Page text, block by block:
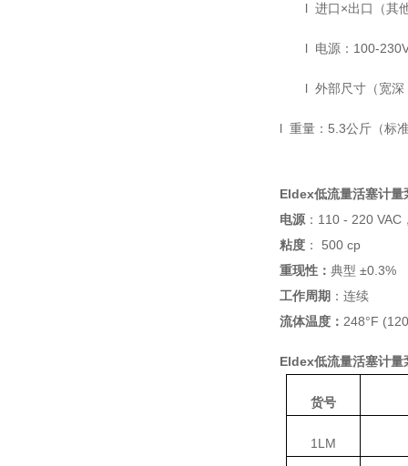
l 进口×出口（其
l 电源： 100-
l 外部尺寸（宽深
l 重量： 5.3公斤（标
Eldex低流量活塞计量
电源 ： 110 - 220 VAC
粘度 ：
500 cp
重现性： 典型 ±0.3%
工作周期 ：连续
流体温度： 248°F (120
Eldex低流量活塞计量
货号
1LM